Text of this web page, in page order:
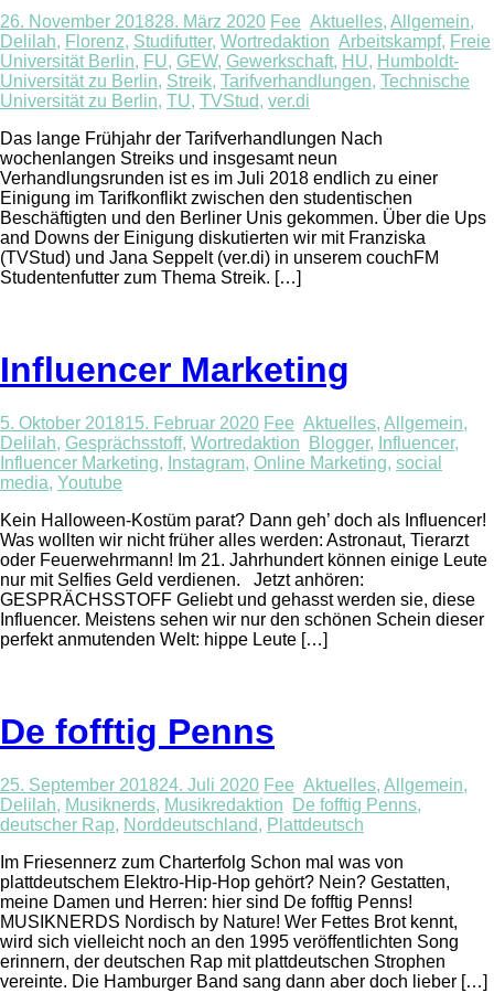
26. November 201828. März 2020 Fee Aktuelles, Allgemein,
Delilah, Florenz, Studifutter, Wortredaktion Arbeitskampf, Freie
Universität Berlin, FU, GEW, Gewerkschaft, HU, Humboldt-
Universität zu Berlin, Streik, Tarifverhandlungen, Technische
Universität zu Berlin, TU, TVStud, ver.di
Das lange Frühjahr der Tarifverhandlungen Nach
wochenlangen Streiks und insgesamt neun
Verhandlungsrunden ist es im Juli 2018 endlich zu einer
Einigung im Tarifkonflikt zwischen den studentischen
Beschäftigten und den Berliner Unis gekommen. Über die Ups
and Downs der Einigung diskutierten wir mit Franziska
(TVStud) und Jana Seppelt (ver.di) in unserem couchFM
Studentenfutter zum Thema Streik. […]
Influencer Marketing
5. Oktober 201815. Februar 2020 Fee Aktuelles, Allgemein,
Delilah, Gesprächsstoff, Wortredaktion Blogger, Influencer,
Influencer Marketing, Instagram, Online Marketing, social
media, Youtube
Kein Halloween-Kostüm parat? Dann geh’ doch als Influencer!
Was wollten wir nicht früher alles werden: Astronaut, Tierarzt
oder Feuerwehrmann! Im 21. Jahrhundert können einige Leute
nur mit Selfies Geld verdienen. Jetzt anhören:
GESPRÄCHSSTOFF Geliebt und gehasst werden sie, diese
Influencer. Meistens sehen wir nur den schönen Schein dieser
perfekt anmutenden Welt: hippe Leute […]
De fofftig Penns
25. September 201824. Juli 2020 Fee Aktuelles, Allgemein,
Delilah, Musiknerds, Musikredaktion De fofftig Penns,
deutscher Rap, Norddeutschland, Plattdeutsch
Im Friesennerz zum Charterfolg Schon mal was von
plattdeutschem Elektro-Hip-Hop gehört? Nein? Gestatten,
meine Damen und Herren: hier sind De fofftig Penns!
MUSIKNERDS Nordisch by Nature! Wer Fettes Brot kennt,
wird sich vielleicht noch an den 1995 veröffentlichten Song
erinnern, der deutschen Rap mit plattdeutschen Strophen
vereinte. Die Hamburger Band sang dann aber doch lieber […]